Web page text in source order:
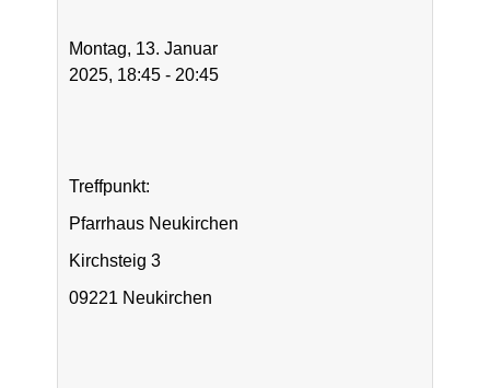
Montag, 13. Januar
2025, 18:45 - 20:45
Treffpunkt:
Pfarrhaus Neukirchen
Kirchsteig 3
09221 Neukirchen